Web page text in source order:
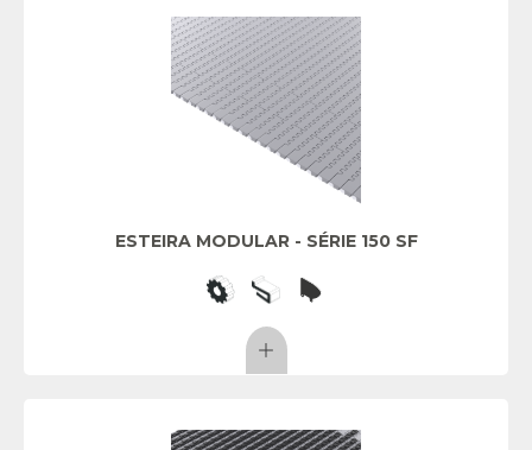
ESTEIRA MODULAR - SÉRIE 150 SF